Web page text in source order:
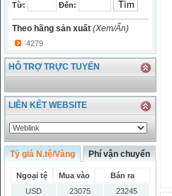
Từ: Đến:
Theo hãng sản xuất (Xem/Ẩn)
4279
HỖ TRỢ TRỰC TUYẾN
LIÊN KẾT WEBSITE
Tỷ giá N.tệ/Vàng Phí vận chuyển
Ngoại tệ Mua vào
Bán ra
USD
23075
23245